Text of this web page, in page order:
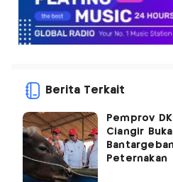
Berita Terkait
Pemprov
Ciangir
Peternakan